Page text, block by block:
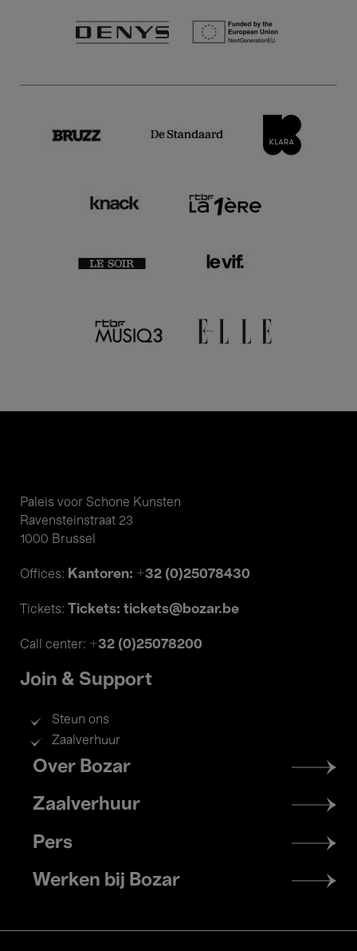
Paleis voor Schone Kunsten
Ravensteinstraat 23
1000 Brussel
Offices: Kantoren: +32 (0)25078430
Tickets: Tickets: tickets@bozar.be
Call center: +32 (0)25078200
Join & Support
Steun ons
Zaalverhuur
Footer
menu
Over Bozar
Zaalverhuur
Pers
Werken bij Bozar